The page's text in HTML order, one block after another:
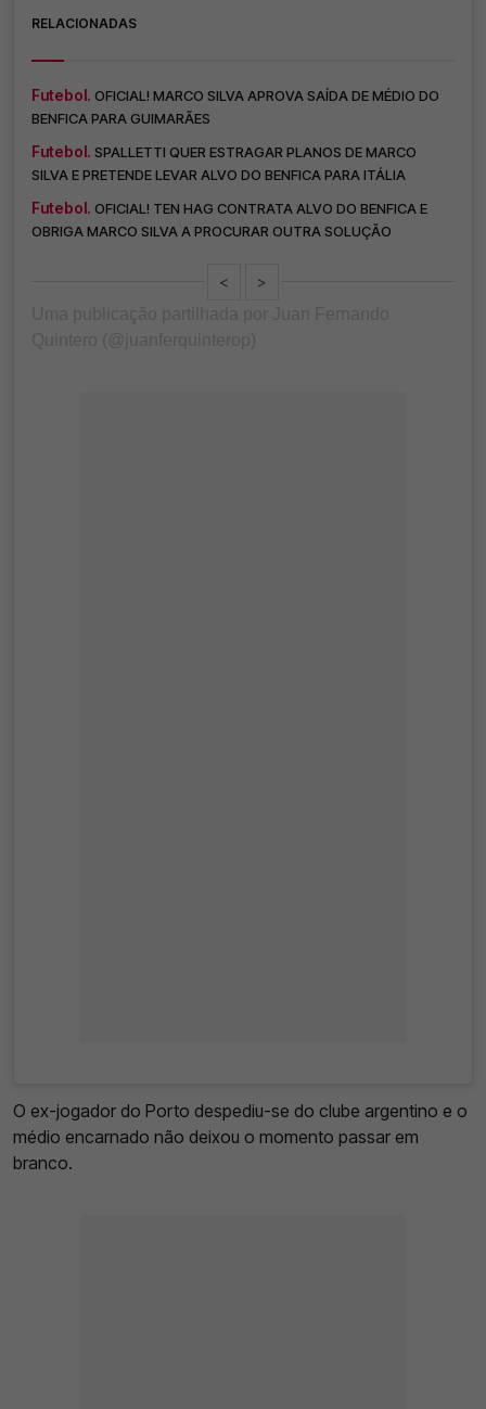
RELACIONADAS
Futebol. OFICIAL! MARCO SILVA APROVA SAÍDA DE MÉDIO DO
BENFICA PARA GUIMARÃES
Futebol. SPALLETTI QUER ESTRAGAR PLANOS DE MARCO
SILVA E PRETENDE LEVAR ALVO DO BENFICA PARA ITÁLIA
Futebol. OFICIAL! TEN HAG CONTRATA ALVO DO BENFICA E
OBRIGA MARCO SILVA A PROCURAR OUTRA SOLUÇÃO
<
>
O ex-jogador do Porto despediu-se do clube argentino e o
médio encarnado não deixou o momento passar em
branco.